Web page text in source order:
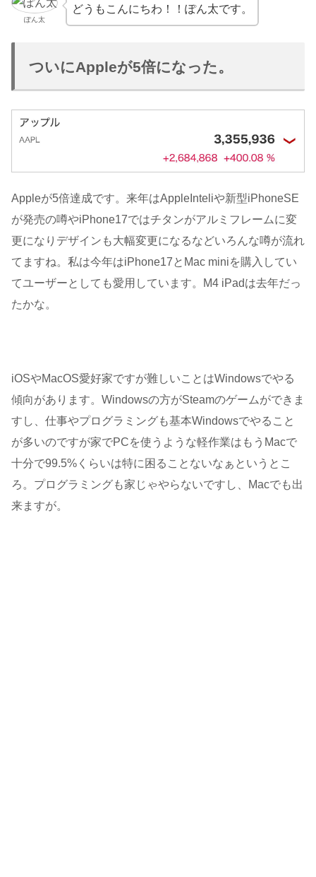
ぽん太
どうもこんにちわ！！ぽん太です。
ついにAppleが5倍になった。
Appleが5倍達成です。来年はAppleInteliや新型iPhoneSE
が発売の噂やiPhone17ではチタンがアルミフレームに変
更になりデザインも大幅変更になるなどいろんな噂が流れ
てますね。私は今年はiPhone17とMac miniを購入してい
てユーザーとしても愛用しています。M4 iPadは去年だっ
たかな。
iOSやMacOS愛好家ですが難しいことはWindowsでやる
傾向があります。Windowsの方がSteamのゲームができま
すし、仕事やプログラミングも基本Windowsでやること
が多いのですが家でPCを使うような軽作業はもうMacで
十分で99.5%くらいは特に困ることないなぁというとこ
ろ。プログラミングも家じゃやらないですし、Macでも出
来ますが。